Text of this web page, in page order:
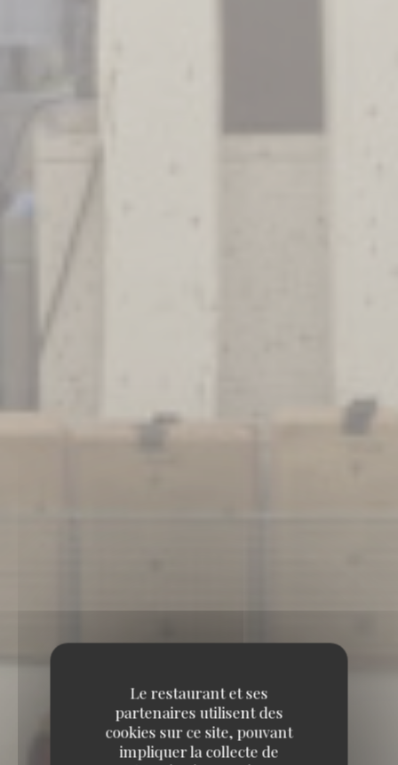
Le restaurant et ses
partenaires utilisent des
cookies sur ce site, pouvant
impliquer la collecte de